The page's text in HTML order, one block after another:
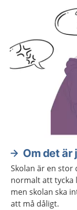
Aktuella
Om det är
Skolan är en stor
normalt att tycka
men skolan ska
att må dåligt.